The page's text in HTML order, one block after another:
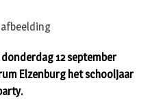
donderdag 12 september
Elzenburg het schooljaar